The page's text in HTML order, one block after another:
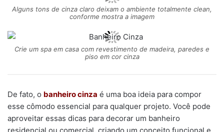
Alguns tons de cinza claro deixam o ambiente totalmente clean,
conforme mostra a imagem
Crie um spa em casa com revestimento de madeira, paredes e
piso em cor cinza
De fato, o banheiro cinza é uma boa ideia para compor
esse cômodo essencial para qualquer projeto. Você pode
aproveitar essas dicas para decorar um banheiro